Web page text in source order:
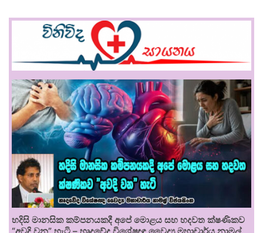
හදිසි මානසික කම්පනයකදී අපේ මොළය සහ හදවත ක්ෂණිකව